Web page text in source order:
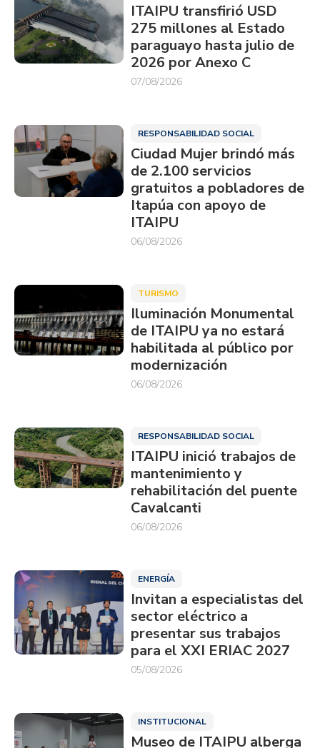
ITAIPU transfirió USD
275 millones al Estado
paraguayo hasta julio de
2026 por Anexo C
07/08/2026
RESPONSABILIDAD SOCIAL
Ciudad Mujer brindó más
de 2.100 servicios
gratuitos a pobladores de
Itapúa con apoyo de
ITAIPU
06/08/2026
TURISMO
Iluminación Monumental
de ITAIPU ya no estará
habilitada al público por
modernización
06/08/2026
RESPONSABILIDAD SOCIAL
ITAIPU inició trabajos de
mantenimiento y
rehabilitación del puente
Cavalcanti
06/08/2026
ENERGÍA
Invitan a especialistas del
sector eléctrico a
presentar sus trabajos
para el XXI ERIAC 2027
05/08/2026
INSTITUCIONAL
Museo de ITAIPU alberga